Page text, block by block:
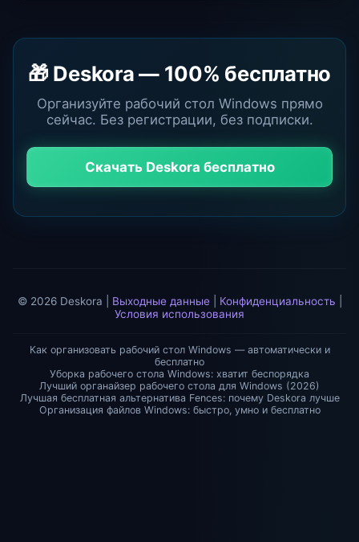
🎁 Deskora — 100% бесплатно
Организуйте рабочий стол Windows прямо
сейчас. Без регистрации, без подписки.
Скачать Deskora бесплатно
© 2026 Deskora | Выходные данные| Конфиденциальность
Условия использования
Как организовать рабочий стол Windows — автоматически и
бесплатно
Уборка рабочего стола Windows: хватит беспорядка
Лучший органайзер рабочего стола для Windows (2026)
Лучшая бесплатная альтернатива Fences: почему Deskora лучше
Организация файлов Windows: быстро, умно и бесплатно